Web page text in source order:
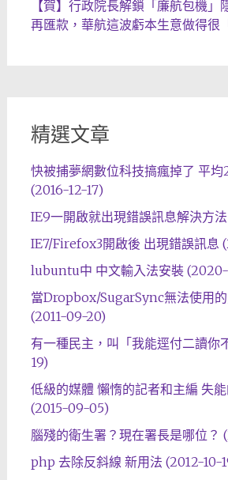
【賀】行政院長解鎖「廉航包機」
再匯款，華航這波虧本生意做得很
精選文章
快被捕夢網數位科技搞瘋掉了 平
(2016-12-17)
IE9一開啟就出現錯誤訊息解決方
IE7/Firefox3開啟後 出現錯誤訊息
lubuntu中 中文輸入法安裝
當Dropbox/SugarSync無法使用
(2011-09-20)
有一種民主，叫「我能逕付二讀你
19)
低級的媒體 懶惰的記者和主編 失
(2015-09-05)
腦殘的衛生署？現在署長是哪位？
php 去除反斜線 新用法 (2012-10-